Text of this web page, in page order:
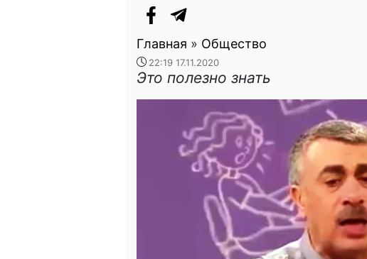
Главная » Общество
22:19 17.11.2020
Это полезно знать